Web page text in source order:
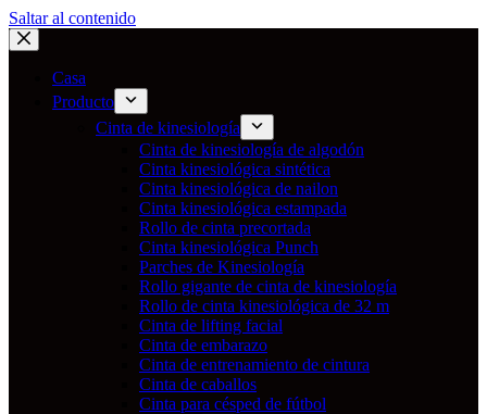
Saltar al contenido
Casa
Producto
Cinta de kinesiología
Cinta de kinesiología de algodón
Cinta kinesiológica sintética
Cinta kinesiológica de nailon
Cinta kinesiológica estampada
Rollo de cinta precortada
Cinta kinesiológica Punch
Parches de Kinesiología
Rollo gigante de cinta de kinesiología
Rollo de cinta kinesiológica de 32 m
Cinta de lifting facial
Cinta de embarazo
Cinta de entrenamiento de cintura
Cinta de caballos
Cinta para césped de fútbol